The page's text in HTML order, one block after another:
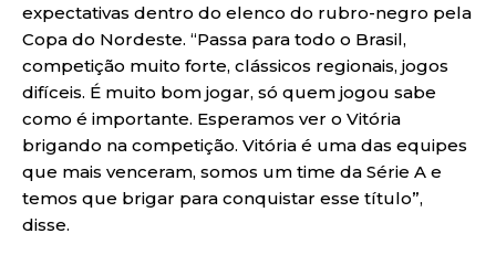
expectativas dentro do elenco do rubro-negro pela
Copa do Nordeste. “Passa para todo o Brasil,
competição muito forte, clássicos regionais, jogos
difíceis. É muito bom jogar, só quem jogou sabe
como é importante. Esperamos ver o Vitória
brigando na competição. Vitória é uma das equipes
que mais venceram, somos um time da Série A e
temos que brigar para conquistar esse título”,
disse.